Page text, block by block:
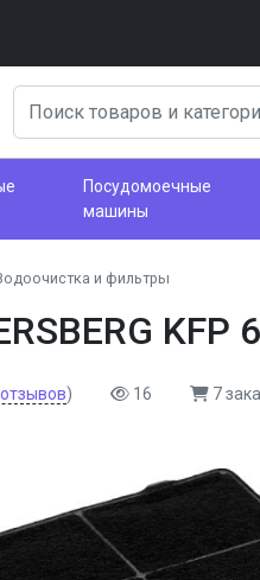
Посудомоечные
машины
и фильтры
KFP
отзывов) 16 7